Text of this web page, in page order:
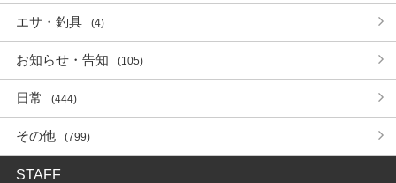
エサ・釣具 (4)
お知らせ・告知 (105)
日常 (444)
その他 (799)
STAFF